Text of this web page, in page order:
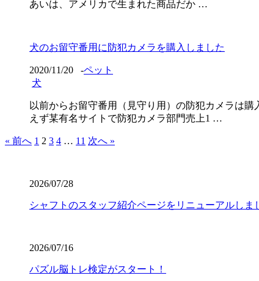
あいは、アメリカで生まれた商品だか …
犬のお留守番用に防犯カメラを購入しました
2020/11/20 -ペット
犬
以前からお留守番用（見守り用）の防犯カメラは
えず某有名サイトで防犯カメラ部門売上1 …
« 前へ 1 2 3 4 … 11 次へ »
2026/07/28
シャフトのスタッフ紹介ページをリニューアルしま
2026/07/16
パズル脳トレ検定がスタート！